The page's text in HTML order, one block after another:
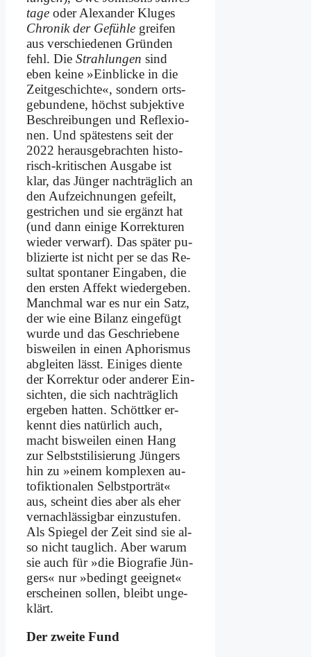
ta­ge oder Alex­an­der Klu­ges
Chro­nik der Ge­füh­le grei­fen
aus ver­schie­de­nen Grün­den
fehl. Die Strah­lun­gen sind
eben kei­ne »Ein­blicke in die
Zeit­ge­schich­te«, son­dern orts­
ge­bun­de­ne, höchst sub­jek­ti­ve
Be­schrei­bun­gen und Re­fle­xio­
nen. Und spä­te­stens seit der
2022 her­aus­ge­brach­ten hi­sto­
risch-kri­ti­schen Aus­ga­be ist
klar, das Jün­ger nach­träg­lich an
den Auf­zeich­nun­gen ge­feilt,
ge­stri­chen und sie er­gänzt hat
(und dann ei­ni­ge Kor­rek­tu­ren
wie­der ver­warf). Das spä­ter pu­
bli­zier­te ist nicht per se das Re­
sul­tat spon­ta­ner Ein­ga­ben, die
den er­sten Af­fekt wie­der­ge­ben.
Manch­mal war es nur ein Satz,
der wie ei­ne Bi­lanz ein­ge­fügt
wur­de und das Ge­schrie­be­ne
bis­wei­len in ei­nen Apho­ris­mus
ab­glei­ten lässt. Ei­ni­ges dien­te
der Kor­rek­tur oder an­de­rer Ein­
sich­ten, die sich nach­träg­lich
er­ge­ben hat­ten. Schött­ker er­
kennt dies na­tür­lich auch,
macht bis­wei­len ei­nen Hang
zur Selbst­sti­li­sie­rung Jün­gers
hin zu »ei­nem kom­ple­xen au­
to­fik­tio­na­len Selbst­por­trät«
aus, scheint dies aber als eher
ver­nach­läs­sig­bar ein­zu­stu­fen.
Als Spie­gel der Zeit sind sie al­
so nicht taug­lich. Aber war­um
sie auch für »die Bio­gra­fie Jün­
gers« nur »be­dingt ge­eig­net«
er­schei­nen sol­len, bleibt un­ge­
klärt.
Der zwei­te Fund